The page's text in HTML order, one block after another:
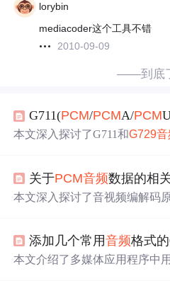
lorybin
mediacoder这个工具不错
2010-09-09
——到底
G711(PCM/PCMA/PCM
本文深入探讨了G711和G729音
关于PCM音频数据的相
本文深入探讨了音视频编解码
频 格式的区别，以及在不同格
术。
添加几个常用音频格式
本文介绍了多媒体应用程序中